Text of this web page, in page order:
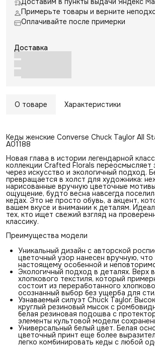
Примерьте товары и верните
Оплачивайте после примерки
Доставка
О товаре Характеристики
Кеды женские Converse Chuck Taylor All
A01188
Новая глава в истории легендарной
коллекции Crafted Florals переосмысляет
через искусство и экологичный подход.
превращается в холст для художника:
нарисованные вручную цветочные
ощущение, будто весна навсегда
кедах. Это не просто обувь, а акцент,
вашем вкусе и внимании к деталям.
тех, кто ищет свежий взгляд на
классику.
Преимущества модели
Уникальный дизайн с авторской
цветочный узор нанесен вручную,
настоящему особенной и
Экологичный подход в деталях. Верх
хлопкового текстиля, который
состоит из переработанного
осознанный выбор без ущерба для
Узнаваемый силуэт Chuck Taylor.
круглый резиновый мысок с
белая резиновая подошва с
элементы культовой модели
Универсальный белый цвет. Белая
цветочный принт еще более
легко комбинировать кеды с любой